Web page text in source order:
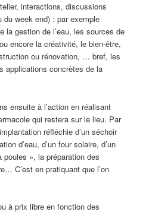
interactions, discussions
du week end) : par exemple
la gestion de l’eau, les sources de
encore la créativité, le bien-être,
ou rénovation, … bref, les
applications concrètes de la
ensuite à l’action en réalisant
qui restera sur le lieu. Par
réfléchie d’un séchoir
d’eau, d’un four solaire, d’un
poules », la préparation des
C’est en pratiquant que l’on
à prix libre en fonction des